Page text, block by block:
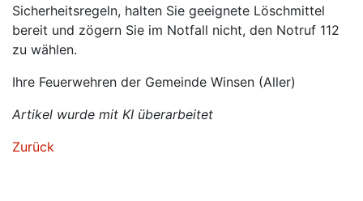
Sicherheitsregeln, halten Sie geeignete Löschmittel
bereit und zögern Sie im Notfall nicht, den Notruf 112
zu wählen.
Ihre Feuerwehren der Gemeinde Winsen (Aller)
Artikel wurde mit KI überarbeitet
Zurück